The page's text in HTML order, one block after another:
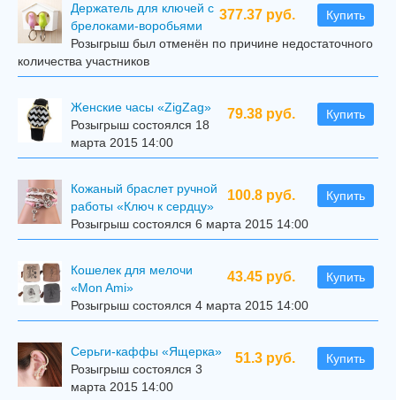
377.37 руб. Купить
Держатель для ключей с
брелоками-воробьями
Розыгрыш был отменён по причине недостаточного
количества участников
79.38 руб. Купить
Женские часы «ZigZag»
Розыгрыш состоялся 18
марта 2015 14:00
100.8 руб. Купить
Кожаный браслет ручной
работы «Ключ к сердцу»
Розыгрыш состоялся 6 марта 2015 14:00
43.45 руб. Купить
Кошелек для мелочи
«Mon Ami»
Розыгрыш состоялся 4 марта 2015 14:00
51.3 руб. Купить
Серьги-каффы «Ящерка»
Розыгрыш состоялся 3
марта 2015 14:00